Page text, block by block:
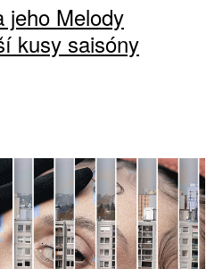
jeho Melody
kusy saisóny